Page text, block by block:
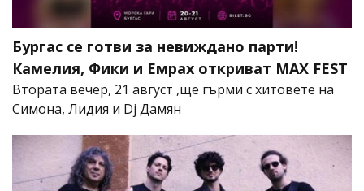
Бургас се готви за невиждано парти!
Камелия, Фики и Емрах откриват MAX FEST
Втората вечер, 21 август ,ще гърми с хитовете на
Симона, Лидия и Dj Дамян